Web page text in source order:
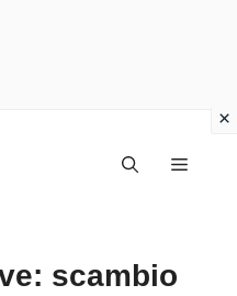
Menu
scambio